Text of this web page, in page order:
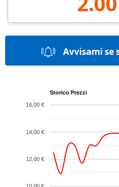
Storico Prezzi
12,00 €
14,00 €
16,00 €
Avvisami se